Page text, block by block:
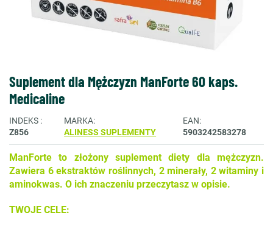
Suplement dla Mężczyzn ManForte 60 kaps.
Medicaline
INDEKS
Z856
MARKA
ALINESS SUPLEMENTY
EAN
5903242583278
ManForte to złożony suplement diety dla mężczyzn.
Zawiera 6 ekstraktów roślinnych, 2 minerały, 2 witaminy i
aminokwas. O ich znaczeniu przeczytasz w opisie.
TWOJE CELE: